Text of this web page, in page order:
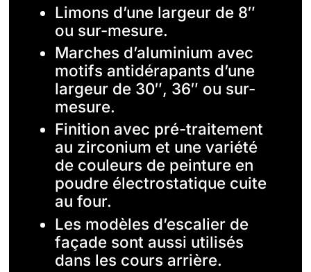
Limons d’une largeur de 8″
ou sur-mesure.
Marches d’aluminium avec
motifs antidérapants d’une
largeur de 30″, 36″ ou sur-
mesure.
Finition avec pré-traitement
au zirconium et une variété
de couleurs de peinture en
poudre électrostatique cuite
au four.
Les modèles d’escalier de
façade sont aussi utilisés
dans les cours arrière.